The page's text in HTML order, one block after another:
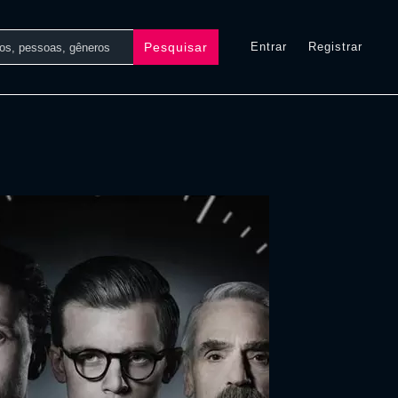
Pesquisar Entrar Registrar